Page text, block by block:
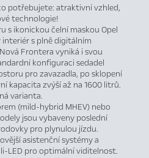
potřebujete: atraktivní vzhled,
technologie!
s ikonickou čelní maskou Opel
interiér s plně digitálním
Frontera vyniká i svou
konfiguraci sedadel
pro zavazadla, po sklopení
kapacita zvýší až na 1600 litrů.
varianta.
(mild-hybrid MHEV) nebo
jsou vybaveny poslední
pro plynulou jízdu.
asistenční systémy a
LED pro optimální viditelnost.